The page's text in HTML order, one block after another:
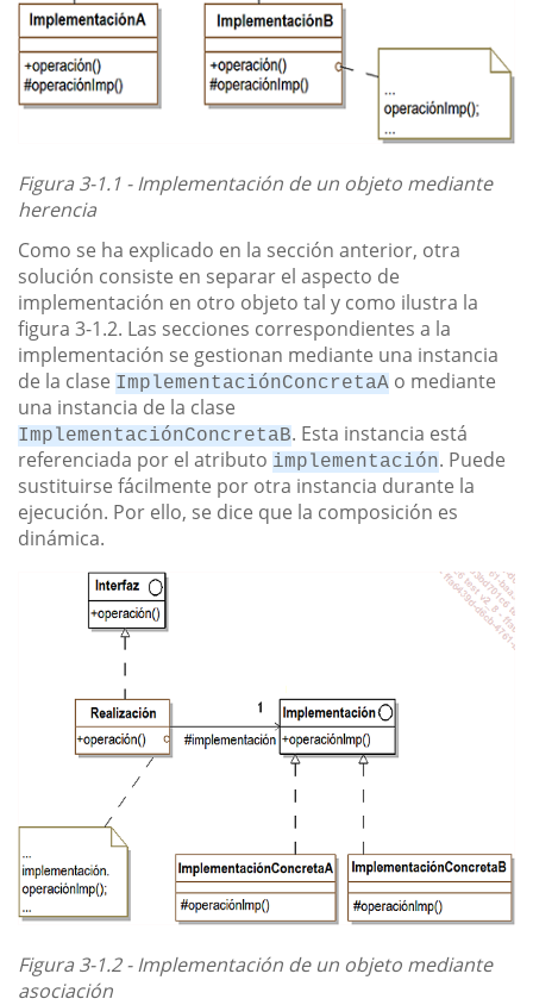
Figura 3-1.1 - Implementación de un objeto mediante
herencia
Como se ha explicado en la sección anterior, otra
solución consiste en separar el aspecto de
implementación en otro objeto tal y como ilustra la
figura 3-1.2. Las secciones correspondientes a la
implementación se gestionan mediante una instancia
de la clase ImplementaciónConcretaA o mediante
una instancia de la clase
ImplementaciónConcretaB. Esta instancia está
referenciada por el atributo implementación. Puede
sustituirse fácilmente por otra instancia durante la
ejecución. Por ello, se dice que la composición es
dinámica.
Figura 3-1.2 - Implementación de un objeto mediante
asociación